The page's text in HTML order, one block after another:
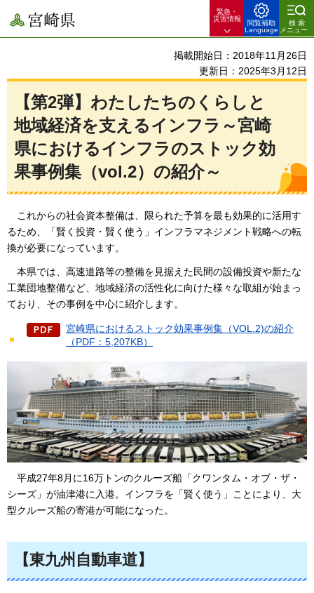
宮崎県
緊急・
災害情報
閲覧補助
Language
検索
メニュー
掲載開始日：2018年11月26日
更新日：2025年3月12日
【第2弾】わたしたちのくらしと
地域経済を支えるインフラ～宮崎
県におけるインフラのストック効
果事例集（vol.2）の紹介～
これからの社会資本整備は、限られた予算を最も効果的に活用す
るため、「賢く投資・賢く使う」インフラマネジメント戦略への転
換が必要になっています。
本県では、高速道路等の整備を見据えた民間の設備投資や新たな
工業団地整備など、地域経済の活性化に向けた様々な取組が始まっ
ており、その事例を中心に紹介します。
宮崎県におけるストック効果事例集（VOL.2)の紹介
（PDF：5,207KB）
平成27年8月に16万トンのクルーズ船「クワンタム・オブ・ザ・
シーズ」が油津港に入港。インフラを「賢く使う」ことにより、大
型クルーズ船の寄港が可能になった。
【東九州自動車道】